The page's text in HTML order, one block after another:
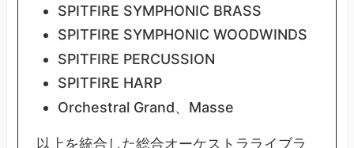
SPITFIRE SYMPHONIC BRASS
SPITFIRE SYMPHONIC WOODWINDS
SPITFIRE PERCUSSION
SPITFIRE HARP
Orchestral Grand、Masse
以上を統合した総合オーケストラライブラ